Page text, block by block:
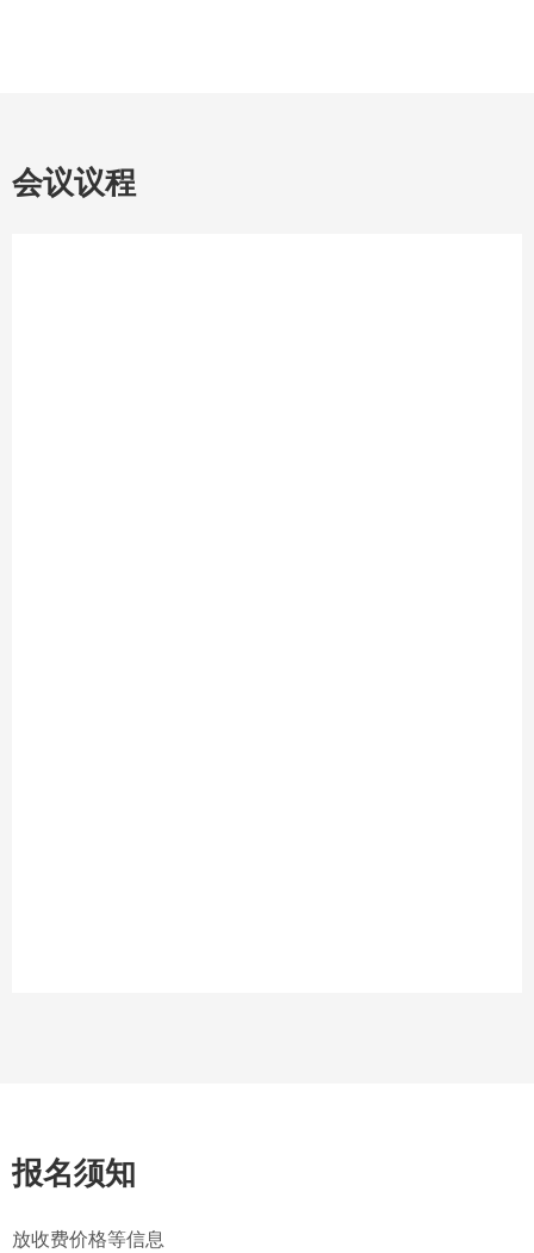
会议议程
报名须知
放收费价格等信息